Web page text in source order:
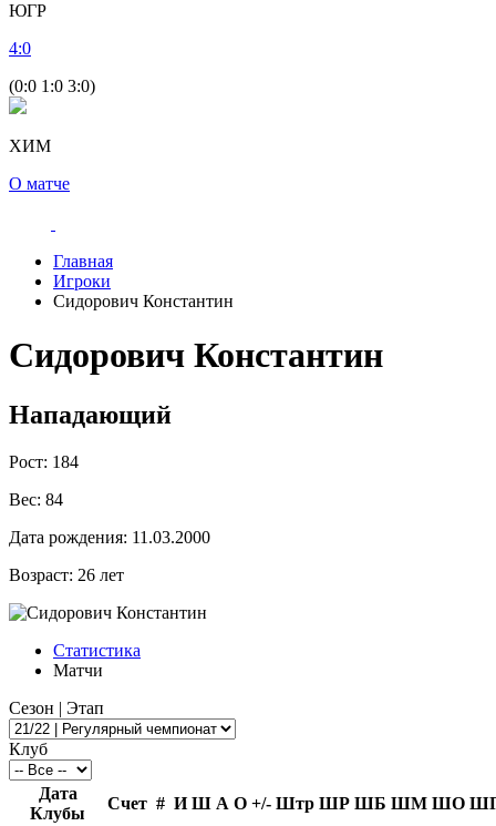
ЮГР
4:0
(0:0 1:0 3:0)
ХИМ
О матче
Главная
Игроки
Сидорович Константин
Сидорович Константин
Нападающий
Рост: 184
Вес: 84
Дата рождения: 11.03.2000
Возраст: 26 лет
Статистика
Матчи
Сезон | Этап
Клуб
Дата
Клубы
Счет # И Ш А О +/- Штр ШР ШБ ШМ ШО